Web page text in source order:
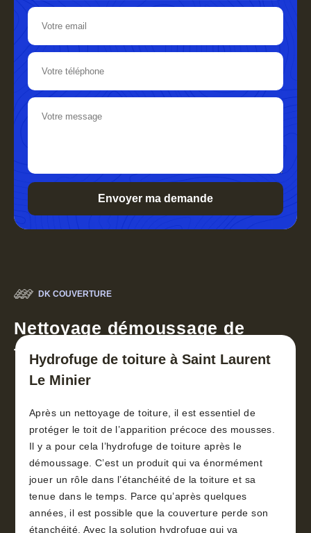
DK COUVERTURE
Nettoyage démoussage de
toiture 30
Hydrofuge de toiture à Saint Laurent
Le Minier
Après un nettoyage de toiture, il est essentiel de
protéger le toit de l’apparition précoce des mousses.
Il y a pour cela l’hydrofuge de toiture après le
démoussage. C’est un produit qui va énormément
jouer un rôle dans l’étanchéité de la toiture et sa
tenue dans le temps. Parce qu’après quelques
années, il est possible que la couverture perde son
étanchéité. Avec la solution hydrofuge qui va